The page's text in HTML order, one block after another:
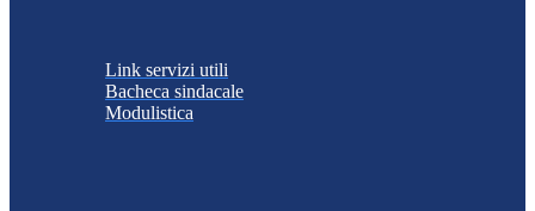
Link servizi utili
Bacheca sindacale
Modulistica